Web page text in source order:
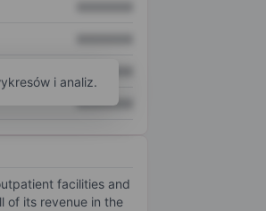
XXXXXXX
i analiz.
facilities and
of its revenue in the